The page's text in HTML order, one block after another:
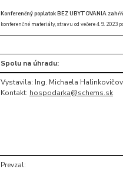
Konferenčný poplatok BEZ UBYTOVANIA
konferenčné materiály, stravu od večere 4. 9. 2023
Spolu na úhradu:
Vystavila: Ing. Michaela
Kontakt: hospodarka@schems.sk
Prevzal: